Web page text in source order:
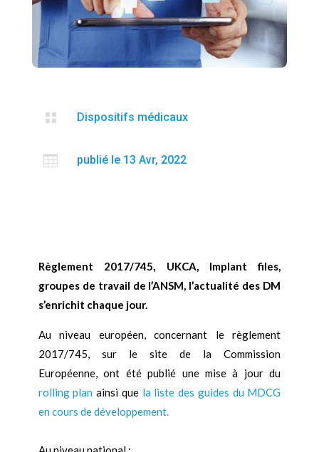
 Dispositifs médicaux
 publié le 13 Avr, 2022
Règlement 2017/745, UKCA, Implant files,
groupes de travail de l’ANSM, l’actualité des DM
s’enrichit chaque jour.
Au niveau européen, concernant le règlement
2017/745, sur le site de la Commission
Européenne, ont été publié une mise à jour du
rolling plan ainsi quela liste des guides du MDCG
en cours de développement.